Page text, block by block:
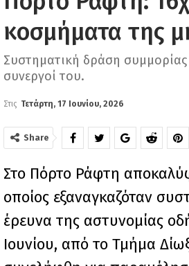
κοσμήματα της
Συστηματική δράση
συνεργοί του.
Στις Τετάρτη, 17 Ιουνίου, 2026
Share
Στο Πόρτο Ράφτη
οποίος εξαναγκαζόταν
έρευνα της αστυνομίας
Ιουνίου, από το Τμήμα